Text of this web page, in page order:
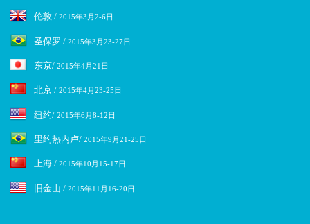
伦敦 / 2015年3月2-6日
圣保罗 / 2015年3月23-27日
东京/ 2015年4月21日
北京 / 2015年4月23-25日
纽约/ 2015年6月8-12日
里约热内卢/ 2015年9月21-25日
上海 / 2015年10月15-17日
旧金山 / 2015年11月16-20日